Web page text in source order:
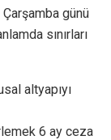
günü
sınırları
altyapıyı
6 ay ceza